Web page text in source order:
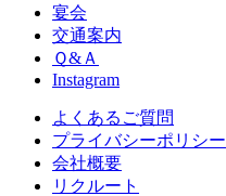
宴会
交通案内
Ｑ&Ａ
Instagram
よくあるご質問
プライバシーポリシー
会社概要
リクルート